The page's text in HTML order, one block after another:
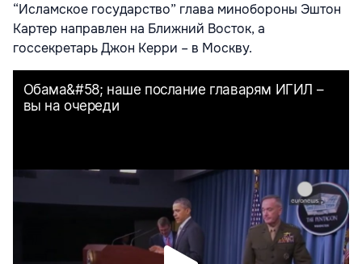
“Исламское государство” глава минобороны Эштон
Картер направлен на Ближний Восток, а
госсекретарь Джон Керри – в Москву.